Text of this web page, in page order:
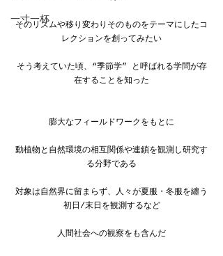
一寸一杯
そのリズムや移り変わりそのものをテーマにしたコ
レクションを創ってみたい
そう考えていた頃、“季節学” と呼ばれる学問が存
在することを知った
膨大なフィールドワークをもとに
動植物と自然環境の相互関係や連鎖を観測し研究す
る分野である
対象は自然界に留まらず、人々が夏服・冬服を纏う
初日/末日を観測するなど
人間社会への観察をも含んだ